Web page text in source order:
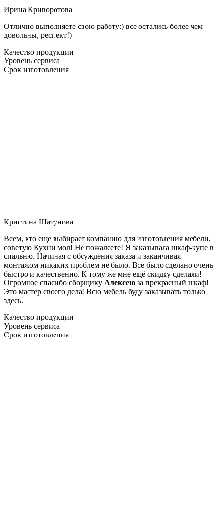
Ирина Криворотова
Отлично выполняете свою работу:) все остались более чем
довольны, респект!)
Качество продукции
Уровень сервиса
Срок изготовления
Кристина Шатунова
Всем, кто еще выбирает компанию для изготовления мебели,
советую Кухни мол! Не пожалеете! Я заказывала шкаф-купе в
спальню. Начиная с обсуждения заказа и заканчивая
монтажом никаких проблем не было. Все было сделано очень
быстро и качественно. К тому же мне ещё скидку сделали!
Огромное спасибо сборщику Алексею за прекрасный шкаф!
Это мастер своего дела! Всю мебель буду заказывать только
здесь.
Качество продукции
Уровень сервиса
Срок изготовления